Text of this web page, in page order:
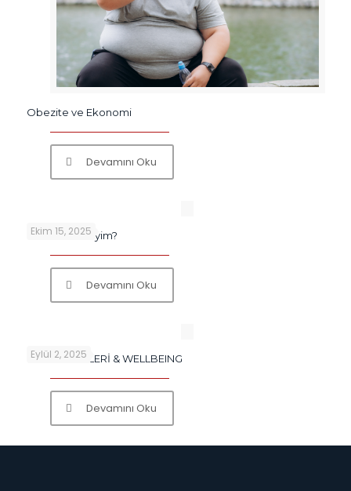
Obezite ve Ekonomi
Devamını Oku
Ekim 15, 2025
Ben Covid miyim?
Devamını Oku
Eylül 2, 2025
GIDA ETİKETLERİ & WELLBEING
Devamını Oku